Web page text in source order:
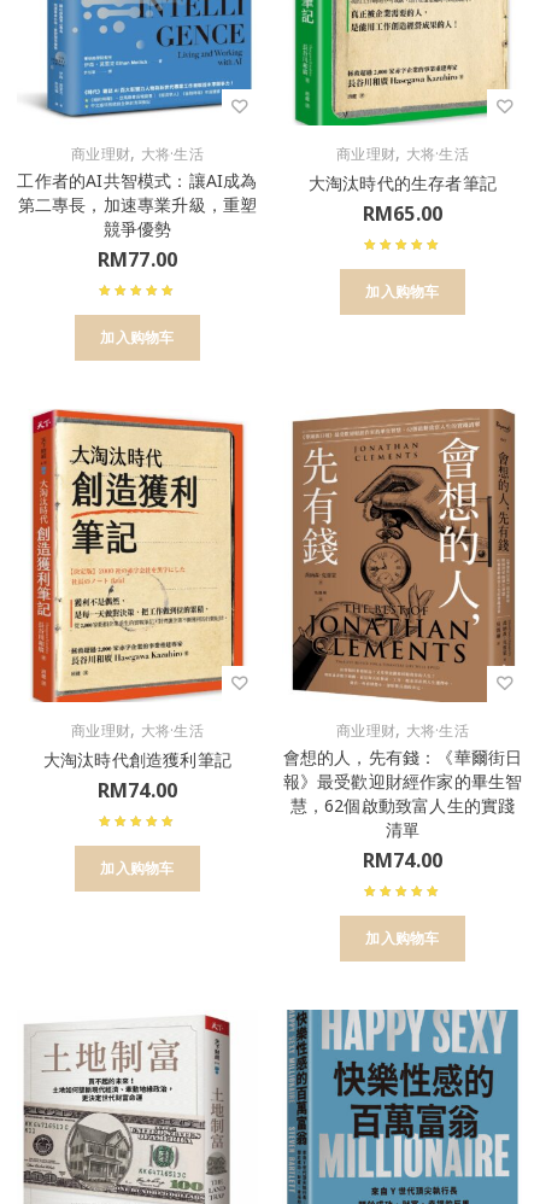
商业理财, 大将·生活
工作者的AI共智模式：讓AI成為
第二專長，加速專業升級，重塑
競爭優勢
RM77.00
加入购物车
商业理财, 大将·生活
大淘汰時代的生存者筆記
RM65.00
加入购物车
商业理财, 大将·生活
大淘汰時代創造獲利筆記
RM74.00
加入购物车
商业理财, 大将·生活
會想的人，先有錢：《華爾街日
報》最受歡迎財經作家的畢生智
慧，62個啟動致富人生的實踐
清單
RM74.00
加入购物车